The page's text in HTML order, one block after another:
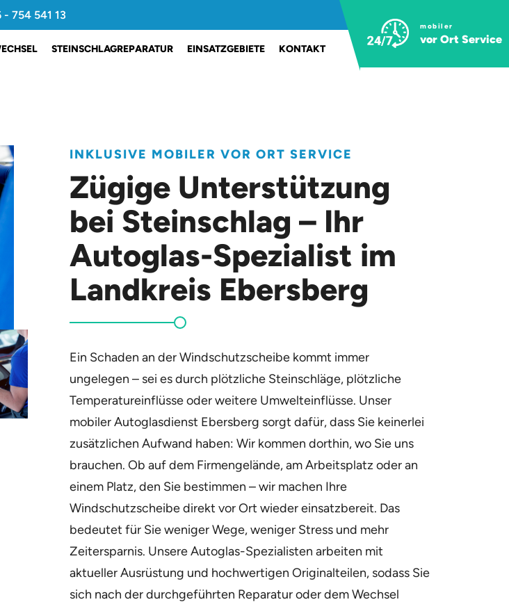
- 754 541 13
STEINSCHLAGREPARATUR EINSATZGEBIETE KONTAKT
mobiler
vor Ort Service
INKLUSIVE MOBILER VOR ORT SERVICE
Zügige Unterstützung
bei Steinschlag – Ihr
Autoglas-Spezialist im
Landkreis Ebersberg
Ein Schaden an der Windschutzscheibe kommt immer
ungelegen – sei es durch plötzliche Steinschläge, plötzliche
Temperatureinflüsse oder weitere Umwelteinflüsse. Unser
mobiler Autoglasdienst Ebersberg sorgt dafür, dass Sie keinerlei
zusätzlichen Aufwand haben: Wir kommen dorthin, wo Sie uns
brauchen. Ob auf dem Firmengelände, am Arbeitsplatz oder an
einem Platz, den Sie bestimmen – wir machen Ihre
Windschutzscheibe direkt vor Ort wieder einsatzbereit. Das
bedeutet für Sie weniger Wege, weniger Stress und mehr
Zeitersparnis. Unsere Autoglas-Spezialisten arbeiten mit
aktueller Ausrüstung und hochwertigen Originalteilen, sodass Sie
sich nach der durchgeführten Reparatur oder dem Wechsel